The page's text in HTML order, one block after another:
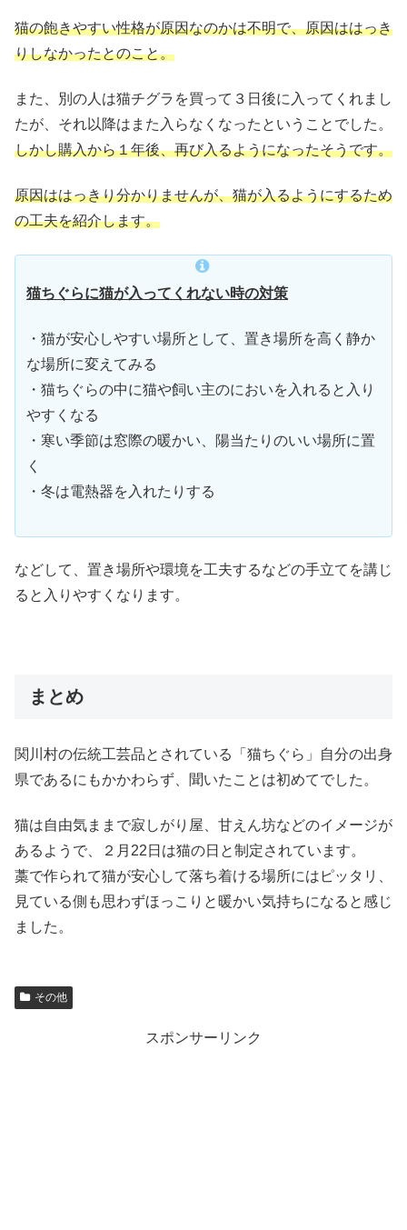
猫の飽きやすい性格が原因なのかは不明で、原因ははっき
りしなかったとのこと。
また、別の人は猫チグラを買って ３日後に入ってくれまし
たが、それ以降はまた入らなくなったということでした。
しかし購入から１年後、再び入るようになったそうです。
原因ははっきり分かりませんが、猫が入るようにするため
の工夫を紹介します。
猫ちぐらに猫が入ってくれない時の対策
・猫が安心しやすい場所として、置き場所を高く静か
な場所に変えてみる
・猫ちぐらの中に猫や飼い主のにおいを入れると入り
やすくなる
・寒い季節は窓際の暖かい、陽当たりのいい場所に置
く
・冬は電熱器を入れたりする
などして、置き場所や環境を工夫するなどの手立てを講じ
ると入りやすくなります。
まとめ
関川村の伝統工芸品とされている「猫ちぐら」自分の出身
県であるにもかかわらず、聞いたことは初めてでした。
猫は自由気ままで寂しがり屋、甘えん坊などのイメージが
あるようで、２月 22 日は猫の日と制定されています。
藁で作られて猫が安心して落ち着ける場所にはピッタリ、
見ている側も思わずほっこりと暖かい気持ちになると感じ
ました。
その他
スポンサーリンク